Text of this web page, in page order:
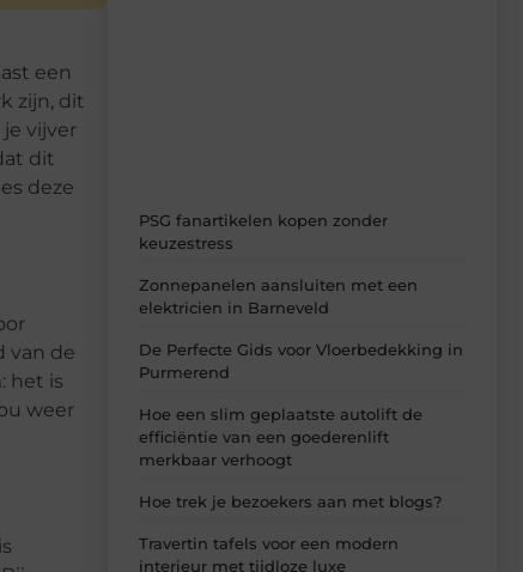
een
zijn, dit
vijver
dit
deze
van de
het is
weer
PSG fanartikelen kopen zonder
keuzestress
Zonnepanelen aansluiten met een
elektricien in Barneveld
De Perfecte Gids voor Vloerbedekking in
Purmerend
Hoe een slim geplaatste autolift de
efficiëntie van een goederenlift
merkbaar verhoogt
Hoe trek je bezoekers aan met blogs?
Travertin tafels voor een modern
interieur met tijdloze luxe